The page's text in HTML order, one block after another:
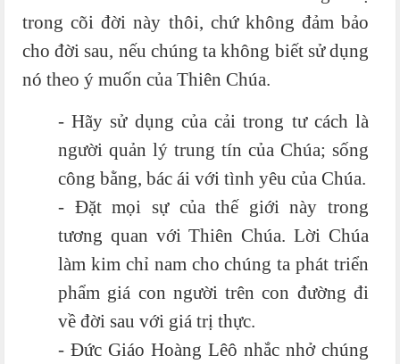
trong cõi đời này thôi, chứ không đảm bảo
cho đời sau, nếu chúng ta không biết sử dụng
nó theo ý muốn của Thiên Chúa.
- Hãy sử dụng của cải trong tư cách là
người quản lý trung tín của Chúa; sống
công bằng, bác ái với tình yêu của Chúa.
- Đặt mọi sự của thế giới này trong
tương quan với Thiên Chúa. Lời Chúa
làm kim chỉ nam cho chúng ta phát triển
phẩm giá con người trên con đường đi
về đời sau với giá trị thực.
- Đức Giáo Hoàng Lêô nhắc nhở chúng